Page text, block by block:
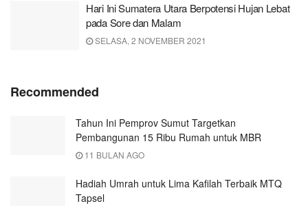
Hari Ini Sumatera Utara Berpotensi Hujan Lebat
pada Sore dan Malam
SELASA, 2 NOVEMBER 2021
Recommended
Tahun Ini Pemprov Sumut Targetkan
Pembangunan 15 Ribu Rumah untuk MBR
11 BULAN AGO
Hadiah Umrah untuk Lima Kafilah Terbaik MTQ
Tapsel